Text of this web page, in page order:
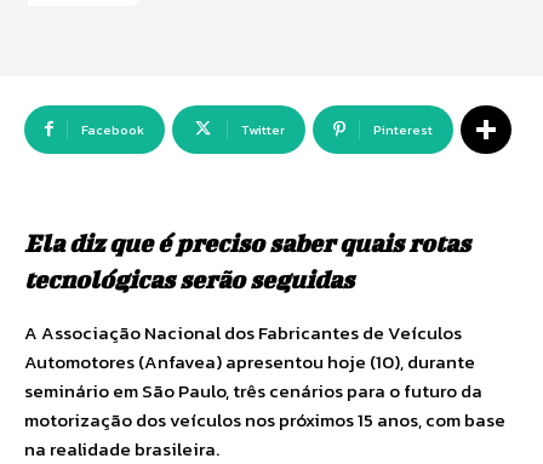
Facebook Twitter Pinterest
Ela diz que é preciso saber quais rotas
tecnológicas serão seguidas
A Associação Nacional dos Fabricantes de Veículos
Automotores (Anfavea) apresentou hoje (10), durante
seminário em São Paulo, três cenários para o futuro da
motorização dos veículos nos próximos 15 anos, com base
na realidade brasileira.